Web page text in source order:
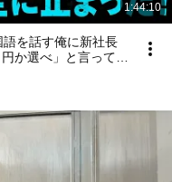
1:44:10
語を話す俺に新社長
か選べ」と言ってき